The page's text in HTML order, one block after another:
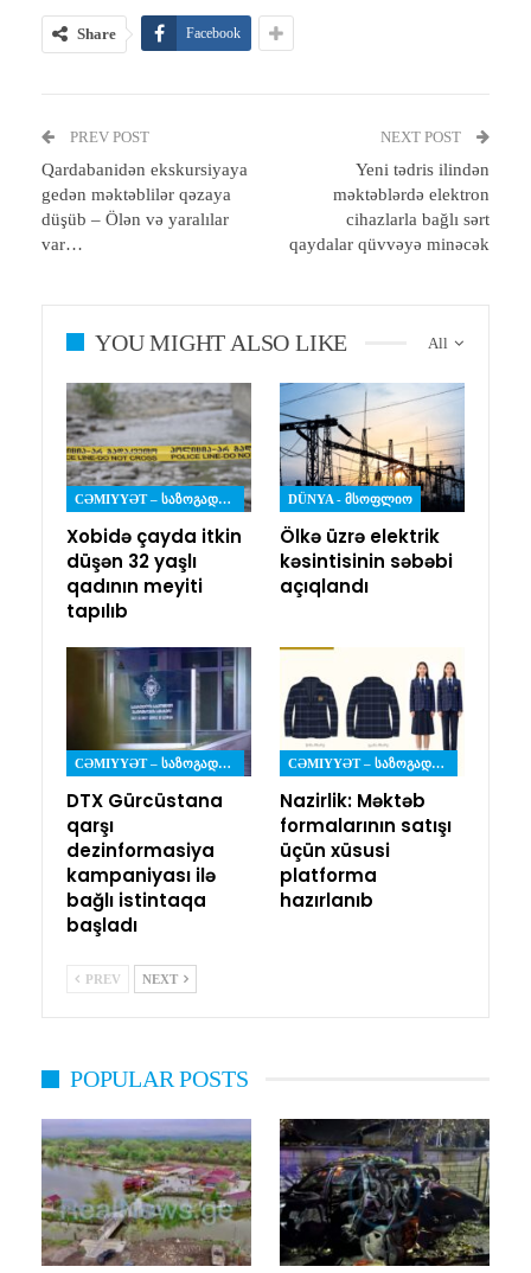
Share Facebook
PREV POST
Qardabanidən ekskursiyaya
gedən məktəblilər qəzaya
düşüb – Ölən və yaralılar
var…
NEXT POST
Yeni tədris ilindən
məktəblərdə elektron
cihazlarla bağlı sərt
qaydalar qüvvəyə minəcək
All
YOU MIGHT ALSO LIKE
CƏMIYYƏT – ᲡᲐᲖᲝᲒᲐᲓᲝᲔᲑᲐ
Xobidə çayda itkin
düşən 32 yaşlı
qadının meyiti
tapılıb
DÜNYA - ᲛᲡᲝᲤᲚᲘᲝ
Ölkə üzrə elektrik
kəsintisinin səbəbi
açıqlandı
CƏMIYYƏT – ᲡᲐᲖᲝᲒᲐᲓᲝᲔᲑᲐ
DTX Gürcüstana
qarşı
dezinformasiya
kampaniyası ilə
bağlı istintaqa
başladı
CƏMIYYƏT – ᲡᲐᲖᲝᲒᲐᲓᲝᲔᲑᲐ
Nazirlik: Məktəb
formalarının satışı
üçün xüsusi
platforma
hazırlanıb
PREV NEXT
POPULAR POSTS